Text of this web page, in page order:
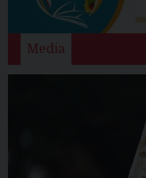
Media